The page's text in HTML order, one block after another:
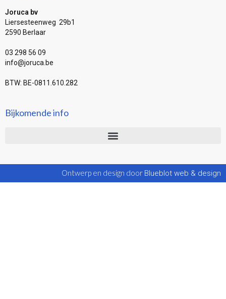
Joruca bv
Liersesteenweg 29b1
2590 Berlaar
03 298 56 09
info@joruca.be
BTW: BE-0811.610.282
Bijkomende info
Ontwerp en design door Blueblot web & design